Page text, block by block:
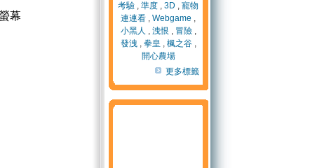
幕
考驗 , 準度 , 3D , 寵物
連連看 , Webgame ,
小黑人 , 洩恨 , 冒險,
發洩, 拳皇 , 楓之谷,
開心農場
更多標籤